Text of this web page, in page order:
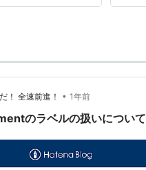
！ 全速前進！ • 1年前
のラベルの扱いについて